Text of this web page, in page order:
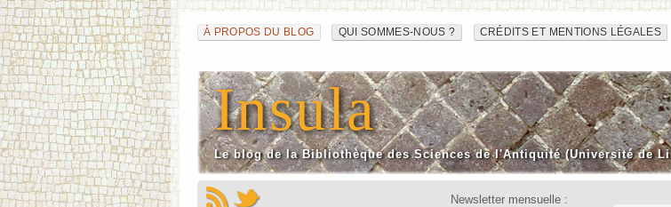
Navigation
du
site
Aller
À PROPOS DU BLOG QUI SOMMES-NOUS ? CRÉDITS ET MENTIONS LÉGALES
Insula
Le blog de la Bibliothèque des Sciences de l'Antiquité (Université de
Newsletter mensuelle :